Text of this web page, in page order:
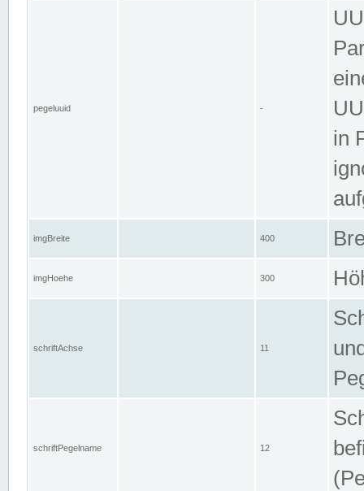
pegeluuid -
in
imgBreite 400
imgHoehe 300
schriftAchse 11
schriftPegelname 12